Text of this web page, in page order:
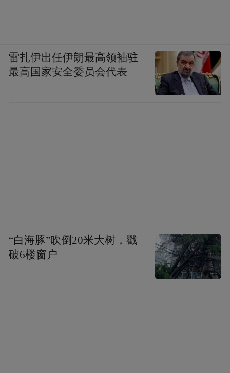
雷扎伊出任伊朗最高领袖驻
最高国家安全委员会代表
“白海豚”吹倒20米大树，戳
破6楼窗户